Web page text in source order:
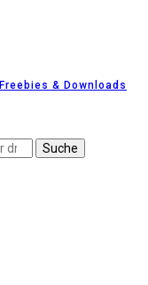
Freebies & Downloads